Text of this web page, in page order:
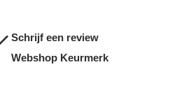
Schrijf een review
Webshop Keurmerk